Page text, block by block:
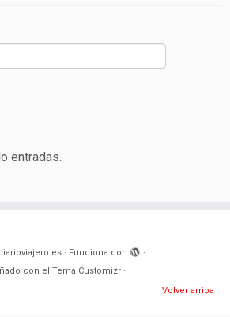
entradas.
· Funciona con
·
con el Tema Customizr ·
Volver arriba